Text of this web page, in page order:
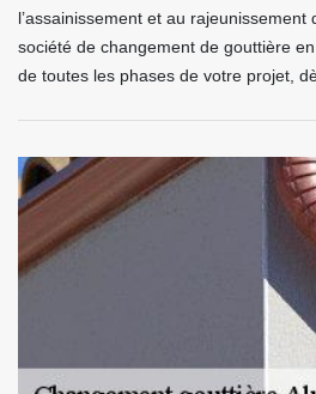
l’assainissement et au
société de changement de gouttière
de toutes les phases de votre projet,